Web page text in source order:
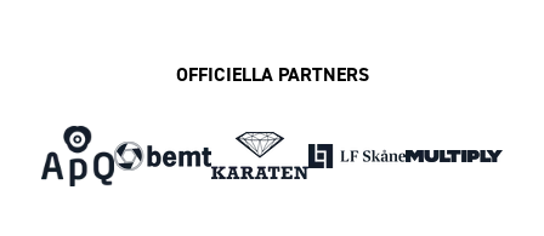
OFFICIELLA PARTNERS